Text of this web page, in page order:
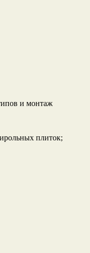
и монтаж
плиток;